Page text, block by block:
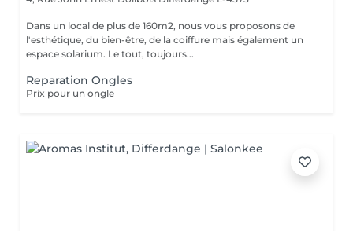
Dans un local de plus de 160m2, nous vous proposons de
l'esthétique, du bien-être, de la coiffure mais également un
espace solarium. Le tout, toujours...
Reparation Ongles
Prix pour un ongle